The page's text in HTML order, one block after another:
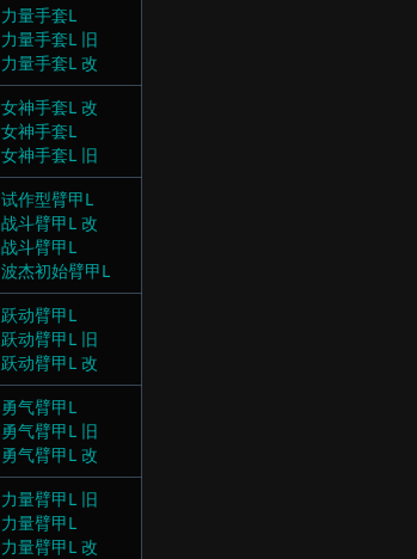
力量手套L
力量手套L 旧
力量手套L 改
女神手套L 改
女神手套L
女神手套L 旧
试作型臂甲L
战斗臂甲L 改
战斗臂甲L
波杰初始臂甲L
跃动臂甲L
跃动臂甲L 旧
跃动臂甲L 改
勇气臂甲L
勇气臂甲L 旧
勇气臂甲L 改
力量臂甲L 旧
力量臂甲L
力量臂甲L 改